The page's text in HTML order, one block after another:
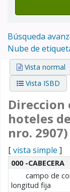
Búsqueda
Nube de
Vista normal
Vista ISBD
Direccion
hoteles
nro. 2907)
[vista simple ]
Detalles MARC
000 -CABECERA
campo de
longitud fija